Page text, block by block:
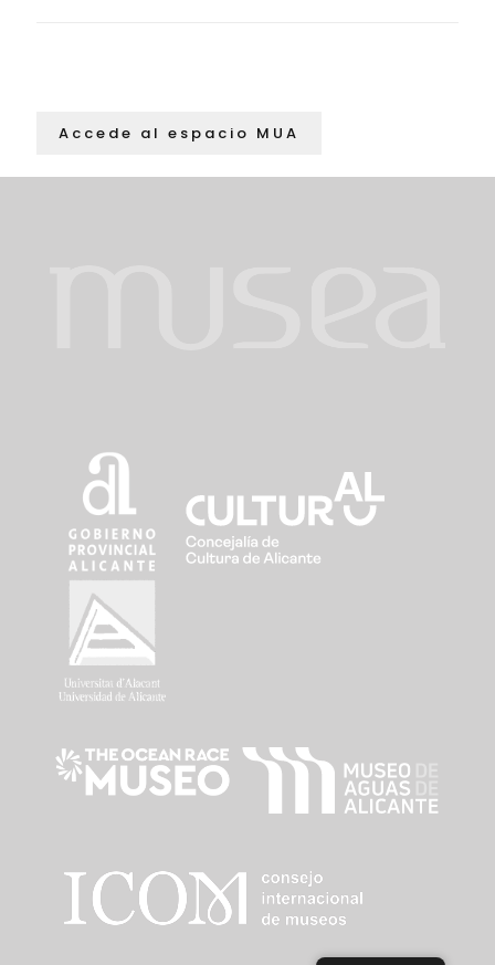
Accede al espacio MUA